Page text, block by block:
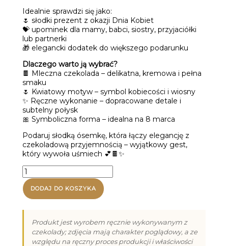
Idealnie sprawdzi się jako:
🌷 słodki prezent z okazji Dnia Kobiet
💝 upominek dla mamy, babci, siostry, przyjaciółki
lub partnerki
🎁 elegancki dodatek do większego podarunku
Dlaczego warto ją wybrać?
🍫 Mleczna czekolada – delikatna, kremowa i pełna
smaku
🌷 Kwiatowy motyw – symbol kobiecości i wiosny
✨ Ręczne wykonanie – dopracowane detale i
subtelny połysk
🎀 Symboliczna forma – idealna na 8 marca
Podaruj słodką ósemkę, która łączy elegancję z
czekoladową przyjemnością – wyjątkowy gest,
który wywoła uśmiech 💕🍫✨
ilość
Ósemka
z
tulipanów
czekolady
(14g)
DODAJ DO KOSZYKA
Produkt jest wyrobem ręcznie wykonywanym z
czekolady; zdjęcia mają charakter poglądowy, a ze
względu na ręczny proces produkcji i właściwości